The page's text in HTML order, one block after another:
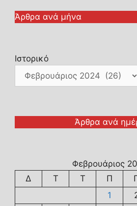
Άρθρα ανά μήνα
Ιστορικό
Άρθρα ανά
Φεβρουάριος
Δ
Τ Τ Π
1